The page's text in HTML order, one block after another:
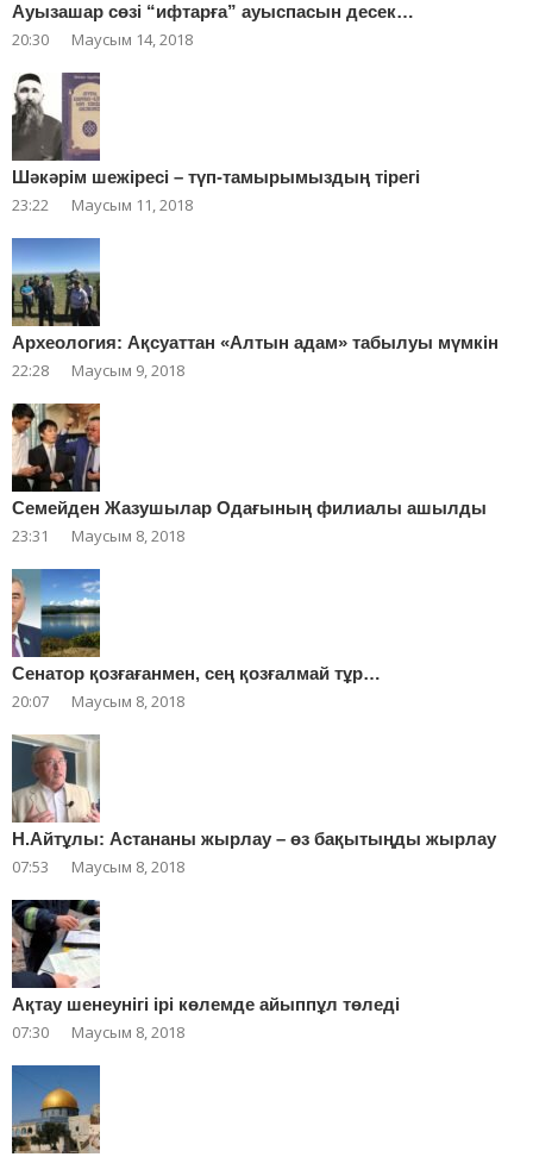
Ауызашар сөзі “ифтарға” ауыспасын десек…
20:30 Маусым 14, 2018
Шәкәрім шежіресі – түп-тамырымыздың тірегі
23:22 Маусым 11, 2018
Археология: Ақсуаттан «Алтын адам» табылуы мүмкін
22:28 Маусым 9, 2018
Cемейден Жазушылар Одағының филиалы ашылды
23:31 Маусым 8, 2018
Сенатор қозғағанмен, сең қозғалмай тұр…
20:07 Маусым 8, 2018
Н.Айтұлы: Астананы жырлау – өз бақытыңды жырлау
07:53 Маусым 8, 2018
Ақтау шенеунігі ірі көлемде айыппұл төледі
07:30 Маусым 8, 2018